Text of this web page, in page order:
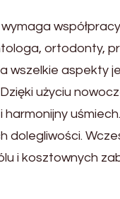
ortodonty,
wszelkie
użyciu
dolegliwości.
i kosztownych